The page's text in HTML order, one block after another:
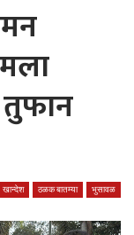
तुफान
खान्देश ठळक बातम्या भुसावळ